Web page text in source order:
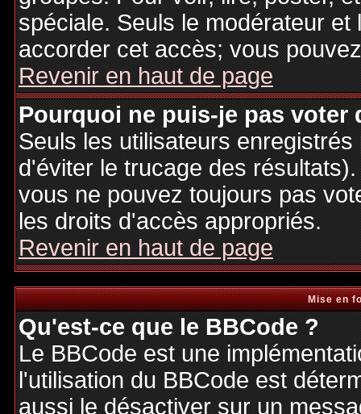
spéciale. Seuls le modérateur
accorder cet accès; vous
Revenir en haut de page
Pourquoi ne puis-je pas voter
Seuls les utilisateurs
d'éviter le trucage des
vous ne pouvez toujours pas
les droits d'accès appropriés.
Revenir en haut de page
Mise en
Qu'est-ce que le BBCode ?
Le BBCode est une
l'utilisation du BBCode est
aussi le désactiver sur un